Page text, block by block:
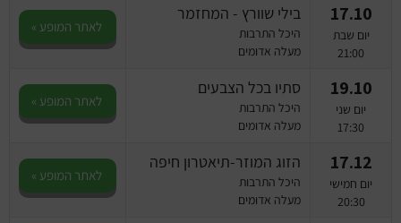
17.10
יום שבת
21:00
בילי שוורץ - המחזמר
היכל התרבות
מעלה אדומים
לאתר המופע »
19.10
יום שני
17:30
סתיו בכל הצבעים
היכל התרבות
מעלה אדומים
לאתר המופע »
17.12
יום חמישי
20:30
הזוג המוזר-תיאטרון חיפה
היכל התרבות
מעלה אדומים
לאתר המופע »